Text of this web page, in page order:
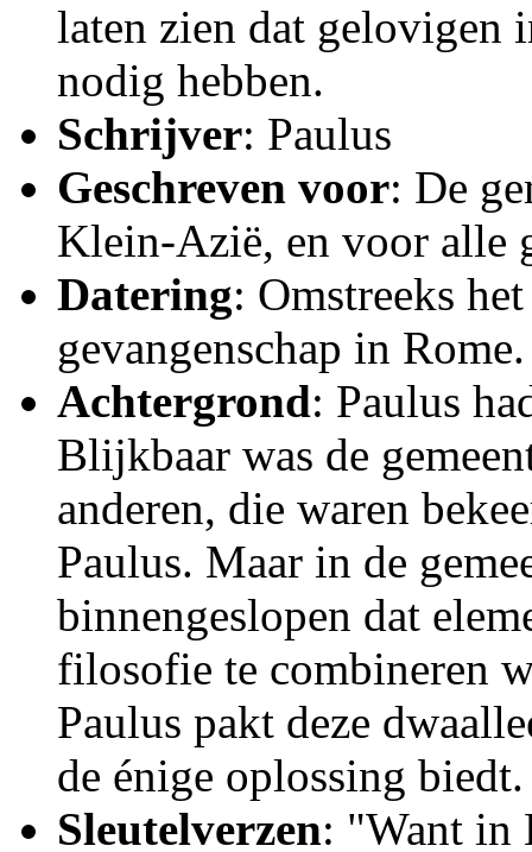
laten zien dat gelovigen
nodig hebben.
Schrijver: Paulus
Geschreven voor: De
Klein-Azië, en voor alle
Datering: Omstreeks
gevangenschap in Rome.
Achtergrond: Paulus
Blijkbaar was de
anderen, die waren
Paulus. Maar in de
binnengeslopen dat
filosofie te combineren
Paulus pakt deze
de énige oplossing biedt.
Sleutelverzen: "Want in